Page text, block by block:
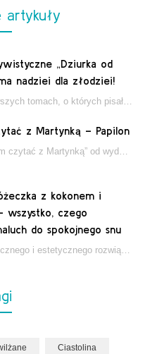
artykuły
„Dziurka od
nadziei dla złodziei!
Po dwóch pierwszych tomach, o których pisałam tutaj, które wciągnęły nas w świat młodych detektywów…
z Martynką – Papilon
Seria „Zaczynam czytać z Martynką” od wydawnictwa Papilon to estetycznie wydane książki wspierające dzieci w…
z kokonem i
wszystko, czego
do spokojnego snu
Szukasz praktycznego i estetycznego rozwiązania do łóżeczka niemowlęcia? Zestaw z kokonem i warkoczem zapewnia wygodę,…
Ciastolina